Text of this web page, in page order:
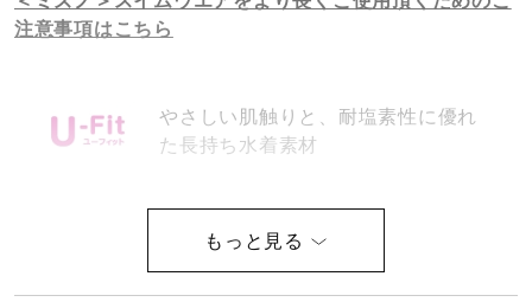
健康／エクササイズ
ジュニア／キッズ
注意事項はこちら
やさしい肌触りと、耐塩素性に優れ
た長持ち水着素材
耐塩素性に優れた素材を使用した長
持ち水着